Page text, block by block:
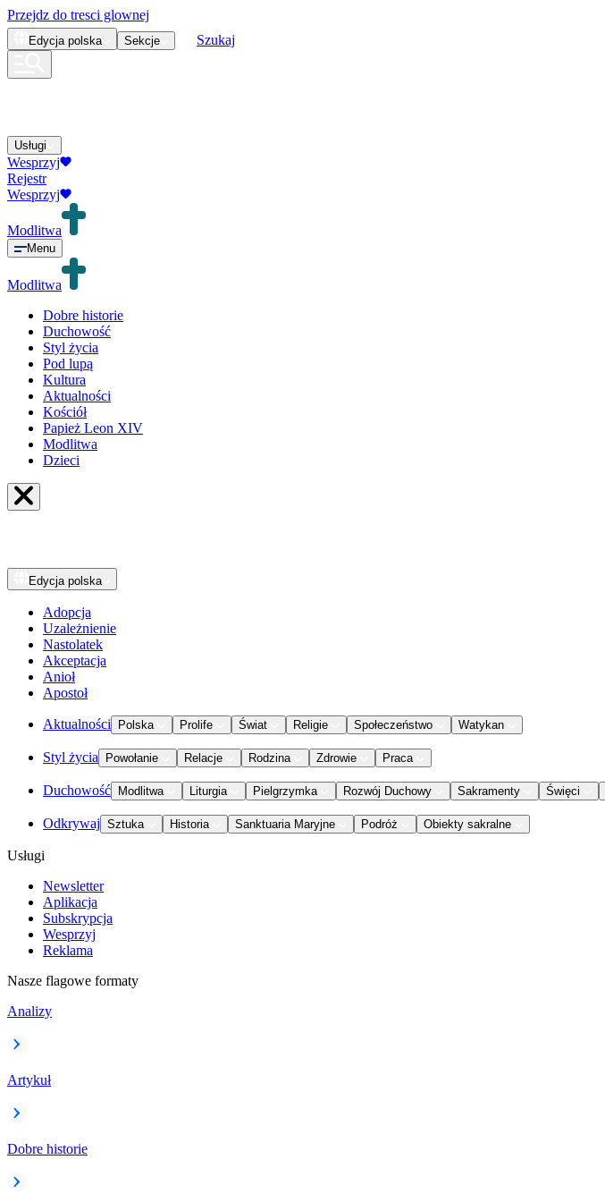
Przejdz do tresci glownej
Edycja polska Sekcje Szukaj
Usługi
Wesprzyj
Rejestr
Wesprzyj
Modlitwa
Menu
Modlitwa
Dobre historie
Duchowość
Styl życia
Pod lupą
Kultura
Aktualności
Kościół
Papież Leon XIV
Modlitwa
Dzieci
Edycja polska
Adopcja
Uzależnienie
Nastolatek
Akceptacja
Anioł
Apostoł
Aktualności Polska Prolife Świat Religie Społeczeństwo Watykan
Styl życia Powołanie Relacje Rodzina Zdrowie Praca
Duchowość Modlitwa Liturgia Pielgrzymka Rozwój Duchowy Sakramenty Święci
Odkrywaj Sztuka Historia Sanktuaria Maryjne Podróż Obiekty sakralne
Usługi
Newsletter
Aplikacja
Subskrypcja
Wesprzyj
Reklama
Nasze flagowe formaty
Analizy
Artykuł
Dobre historie